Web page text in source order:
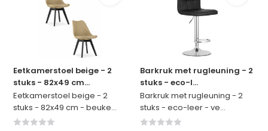
Eetkamerstoel beige - 2
stuks - 82x49 cm...
Eetkamerstoel beige - 2
stuks - 82x49 cm - beuke...
Barkruk met rugleuning - 2
stuks - eco-l...
Barkruk met rugleuning - 2
stuks - eco-leer - ve...